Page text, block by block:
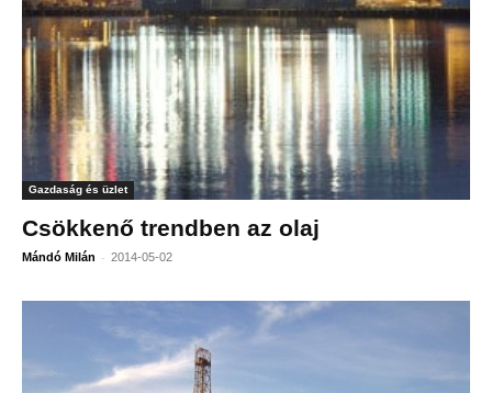
Gazdaság és üzlet
Csökkenő trendben az olaj
Mándó Milán - 2014-05-02